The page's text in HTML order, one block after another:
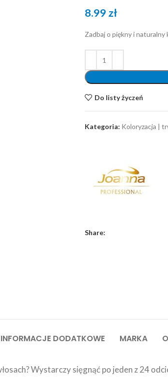
8.99 zł
Zadbaj o piękny i naturalny
Do listy życzeń
Kategoria: Koloryzacja |
Share:
INFORMACJE DODATKOWE MARKA
Wystarczy sięgnąć po jeden z 24